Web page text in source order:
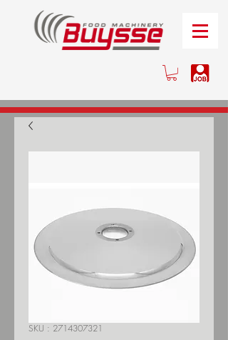
SKU : 2714307321